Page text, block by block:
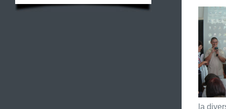
la